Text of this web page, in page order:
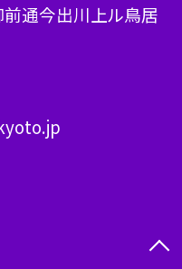
通今出川上ル鳥居